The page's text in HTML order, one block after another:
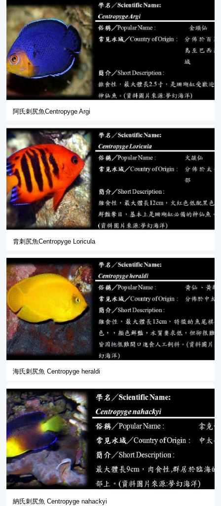
阿氏刺尻魚Centropyge Argi
胄刺尻魚Centropyge Loricula
海氏刺尻魚 Centropyge heraldi
納氏刺尻魚 Centropyge nahackyi